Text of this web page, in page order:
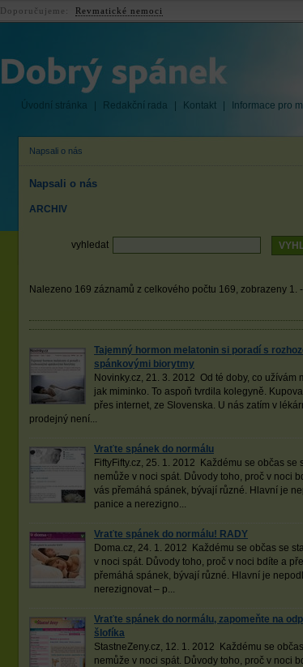
Úvodní stránka Redakční rada Kontakt Informace pro
Napsali o nás
Napsali o nás
ARCHIV
vyhledat
Nalezeno 169 záznamů z celkového počtu 169, zobrazeny 1. -
Tajemný hormon melatonin si poradí s
spánkovými biorytmy
Novinky.cz, 21. 3. 2012 Od té doby, co užívám
jak miminko. To aspoň tvrdila kolegyně.
přes internet, ze Slovenska. U nás zatím v
prodejný není...
Vraťte spánek do normálu
FiftyFifty.cz, 25. 1. 2012 Každému se občas se
nemůže v noci spát. Důvody toho, proč v noci
vás přemáhá spánek, bývají různé. Hlavní je
panice a nerezigno...
Vraťte spánek do normálu! RADY
Doma.cz, 24. 1. 2012 Každému se občas se
v noci spát. Důvody toho, proč v noci bdíte a
přemáhá spánek, bývají různé. Hlavní je
nerezignovat – p...
Vraťte spánek do normálu, zapomeňte na
šlofíka
StastneZeny.cz, 12. 1. 2012 Každému se
nemůže v noci spát. Důvody toho, proč v noci
Doporučujeme: Revmatické nemoci